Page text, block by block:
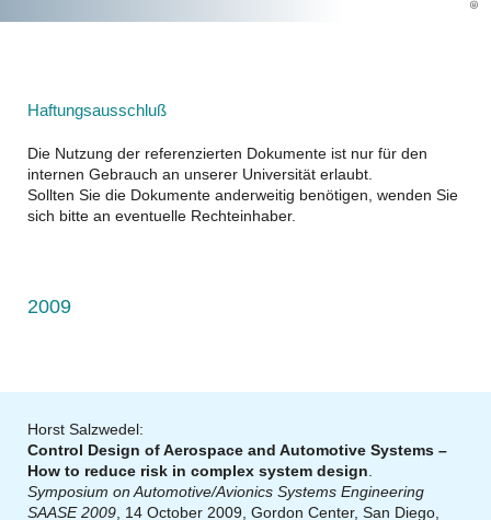
Haftungsausschluß
Die Nutzung der referenzierten Dokumente ist nur für den
internen Gebrauch an unserer Universität erlaubt.
Sollten Sie die Dokumente anderweitig benötigen, wenden Sie
sich bitte an eventuelle Rechteinhaber.
2009
Horst Salzwedel:
Control Design of Aerospace and Automotive Systems –
How to reduce risk in complex system design
Symposium on Automotive/Avionics Systems Engineering
SAASE 2009 , 14 October 2009, Gordon Center, San Diego,